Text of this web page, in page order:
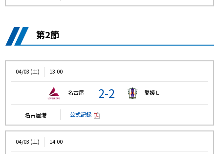
第2節
04/03 (土) 13:00
名古屋 2-2 愛媛Ｌ
名古屋港 公式記録
04/03 (土) 14:00